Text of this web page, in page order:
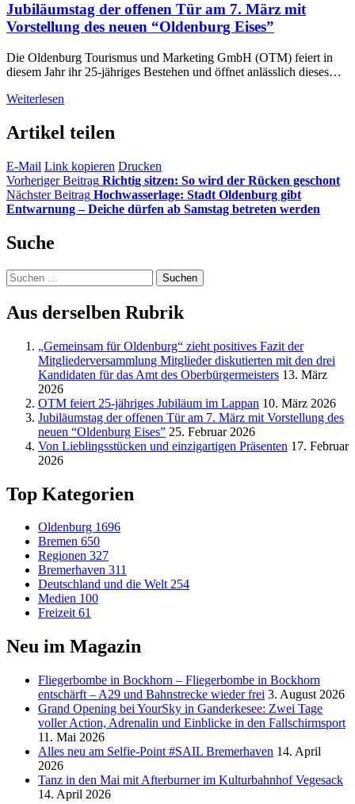
Jubiläumstag der offenen Tür am 7. März mit
Vorstellung des neuen “Oldenburg Eises”
Die Oldenburg Tourismus und Marketing GmbH (OTM) feiert in
diesem Jahr ihr 25-jähriges Bestehen und öffnet anlässlich dieses…
Weiterlesen
Artikel teilen
E-Mail Link kopieren Drucken
Vorheriger Beitrag Richtig sitzen: So wird der Rücken geschont
Nächster Beitrag Hochwasserlage: Stadt Oldenburg gibt
Entwarnung – Deiche dürfen ab Samstag betreten werden
Suche
Suchen
nach:
Aus derselben Rubrik
„Gemeinsam für Oldenburg“ zieht positives Fazit der
Mitgliederversammlung Mitglieder diskutierten mit den drei
Kandidaten für das Amt des Oberbürgermeisters 13. März
2026
OTM feiert 25-jähriges Jubiläum im Lappan 10. März 2026
Jubiläumstag der offenen Tür am 7. März mit Vorstellung des
neuen “Oldenburg Eises” 25. Februar 2026
Von Lieblingsstücken und einzigartigen Präsenten 17. Februar
2026
Top Kategorien
Oldenburg 1696
Bremen 650
Regionen 327
Bremerhaven 311
Deutschland und die Welt254
Medien 100
Freizeit61
Neu im Magazin
Fliegerbombe in Bockhorn – Fliegerbombe in Bockhorn
entschärft – A29 und Bahnstrecke wieder frei 3. August 2026
Grand Opening bei YourSky in Ganderkesee: Zwei Tage
voller Action, Adrenalin und Einblicke in den Fallschirmsport
11. Mai 2026
Alles neu am Selfie-Point #SAIL Bremerhaven 14. April
2026
Tanz in den Mai mit Afterburner im Kulturbahnhof Vegesack
14. April 2026